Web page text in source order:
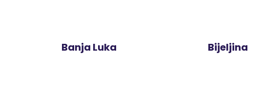
Banja Luka Bijeljina